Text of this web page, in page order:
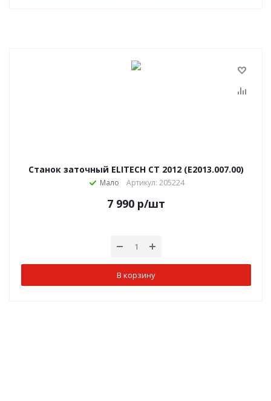
Станок заточный ELITECH СТ 2012 (E2013.007.00)
Мало Артикул: 205224
7 990 р/шт
В корзину